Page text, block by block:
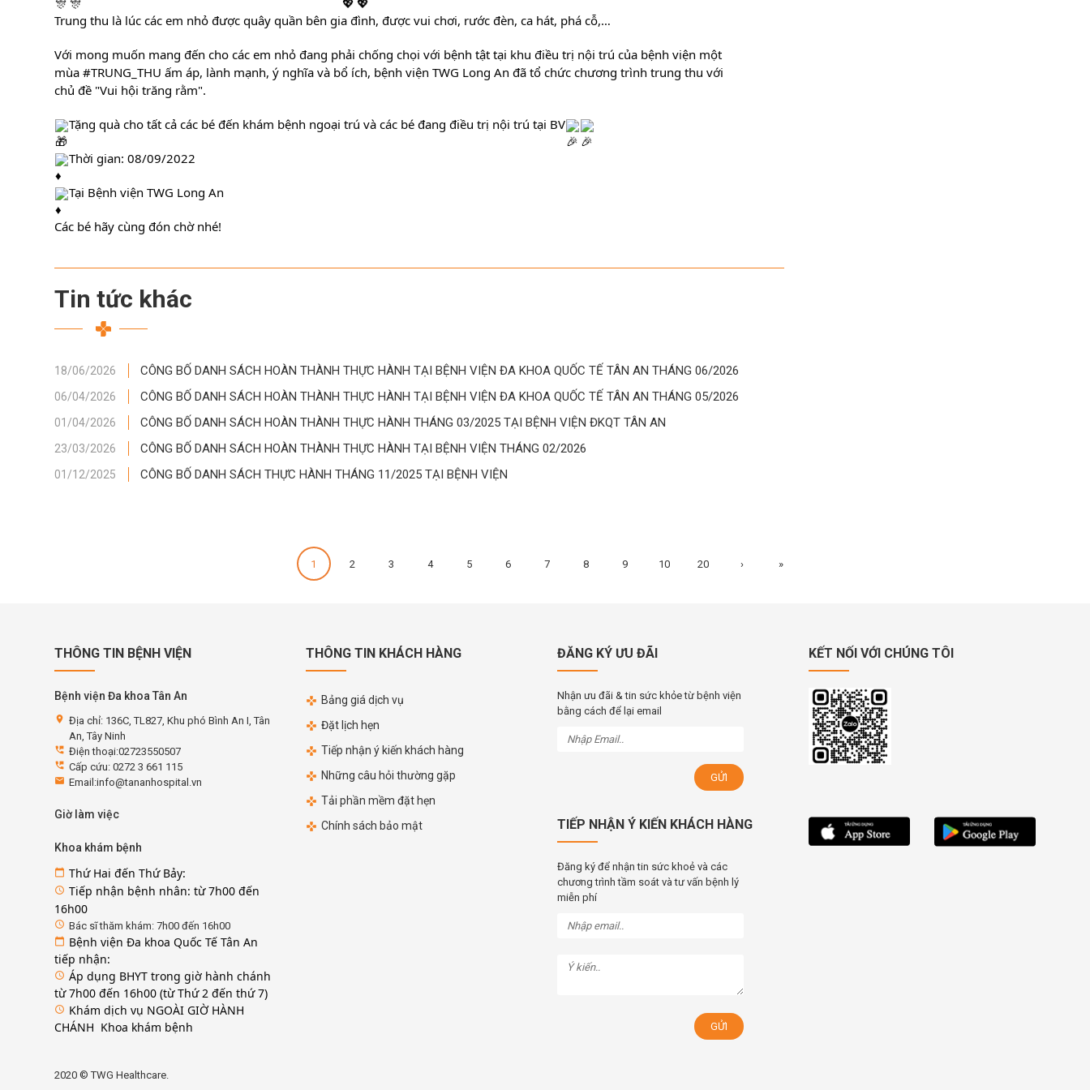
Trung thu là lúc các em nhỏ được quây quần bên gia đình, được vui chơi, rước đèn, ca hát, phá cỗ,…
Với mong muốn mang đến cho các em nhỏ đang phải chống chọi với bệnh tật tại khu điều trị nội trú của bệnh viện một
mùa #TRUNG_THU ấm áp, lành mạnh, ý nghĩa và bổ ích, bệnh viện TWG Long An đã tổ chức chương trình trung thu với
chủ đề "Vui hội trăng rằm".
Tặng quà cho tất cả các bé đến khám bệnh ngoại trú và các bé đang điều trị nội trú tại BV
Thời gian: 08/09/2022
Tại Bệnh viện TWG Long An
Các bé hãy cùng đón chờ nhé!
Tin tức khác
18/06/2026 CÔNG BỐ DANH SÁCH HOÀN THÀNH THỰC HÀNH TẠI BỆNH VIỆN ĐA KHOA QUỐC TẾ TÂN AN THÁNG 06/2026
06/04/2026 CÔNG BỐ DANH SÁCH HOÀN THÀNH THỰC HÀNH TẠI BỆNH VIỆN ĐA KHOA QUỐC TẾ TÂN AN THÁNG 05/2026
01/04/2026 CÔNG BỐ DANH SÁCH HOÀN THÀNH THỰC HÀNH THÁNG 03/2025 TẠI BỆNH VIỆN ĐKQT TÂN AN
23/03/2026 CÔNG BỐ DANH SÁCH HOÀN THÀNH THỰC HÀNH TẠI BỆNH VIỆN THÁNG 02/2026
01/12/2025 CÔNG BỐ DANH SÁCH THỰC HÀNH THÁNG 11/2025 TẠI BỆNH VIỆN
1 2 3 4 5 6 7 8 9 10 20 › »
THÔNG TIN BỆNH VIỆN
Bệnh viện Đa khoa Tân An
location_on Địa chỉ: 136C, TL827, Khu phó Bình An I, Tân
An, Tây Ninh
perm_phone_msg Điện thoại:02723550507
perm_phone_msg Cấp cứu: 0272 3 661 115
email Email:info@tananhospital.vn
Giờ làm việc
Khoa khám bệnh
calendar_today Thứ Hai đến Thứ Bảy:
access_time Tiếp nhận bệnh nhân: từ 7h00 đến
16h00
access_time Bác sĩ thăm khám: 7h00 đến 16h00
calendar_today Bệnh viện Đa khoa Quốc Tế Tân An
tiếp nhận:
access_time Áp dụng BHYT trong giờ hành chánh
từ 7h00 đến 16h00 (từ Thứ 2 đến thứ 7)
access_time Khám dịch vụ NGOÀI GIỜ HÀNH
CHÁNH Khoa khám bệnh
THÔNG TIN KHÁCH HÀNG
Bảng giá dịch vụ
Đặt lịch hẹn
Tiếp nhận ý kiến khách hàng
Những câu hỏi thường gặp
Tải phần mềm đặt hẹn
Chính sách bảo mật
ĐĂNG KÝ ƯU ĐÃI
Nhận ưu đãi & tin sức khỏe từ bệnh viện
bằng cách để lại email
TIẾP NHẬN Ý KIẾN KHÁCH HÀNG
Đăng ký để nhận tin sức khoẻ và các
chương trình tầm soát và tư vấn bệnh lý
miễn phí
KẾT NỐI VỚI CHÚNG TÔI
2020 © TWG Healthcare.